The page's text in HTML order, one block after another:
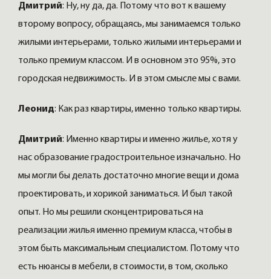
Дмитрий: Ну, ну да, да. Потому что вот к вашему
второму вопросу, обращаясь, мы занимаемся только
жилыми интерьерами, только жилыми интерьерами и
только премиум классом. И в основном это 95%, это
городская недвижимость. И в этом смысле мы с вами.
Леонид: Как раз квартиры, именно только квартиры.
Дмитрий: Именно квартиры и именно жилье, хотя у
нас образование градостроительное изначально. Но
мы могли бы делать достаточно многие вещи и дома
проектировать, и хорикой заниматься. И был такой
опыт. Но мы решили сконцентрироваться на
реализации жилья именно премиум класса, чтобы в
этом быть максимальным специалистом. Потому что
есть нюансы в мебели, в стоимости, в том, сколько